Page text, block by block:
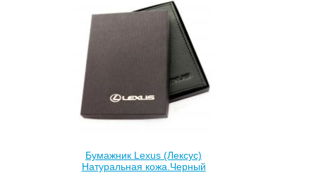
Бумажник Lexus (Лексус)
Натуральная кожа.Черный